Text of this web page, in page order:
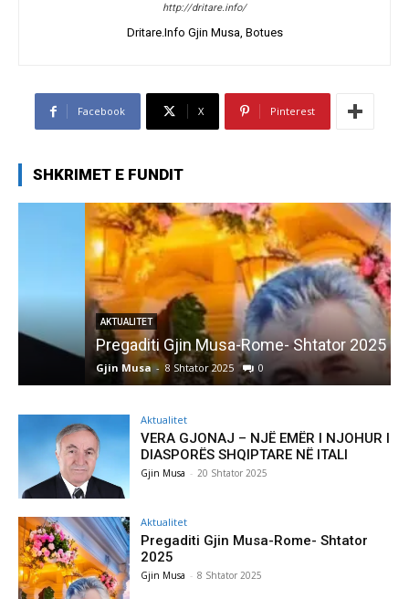
http://dritare.info/
Dritare.Info Gjin Musa, Botues
Facebook X Pinterest
SHKRIMET E FUNDIT
Pregaditi Gjin Musa-Rome- Shtator 2025
8 Shtator 2025 0
Aktualitet
VERA GJONAJ – NJË EMËR I NJOHUR I
DIASPORËS SHQIPTARE NË ITALI
Gjin Musa - 20 Shtator 2025
Aktualitet
Pregaditi Gjin Musa-Rome- Shtator
2025
Gjin Musa - 8 Shtator 2025